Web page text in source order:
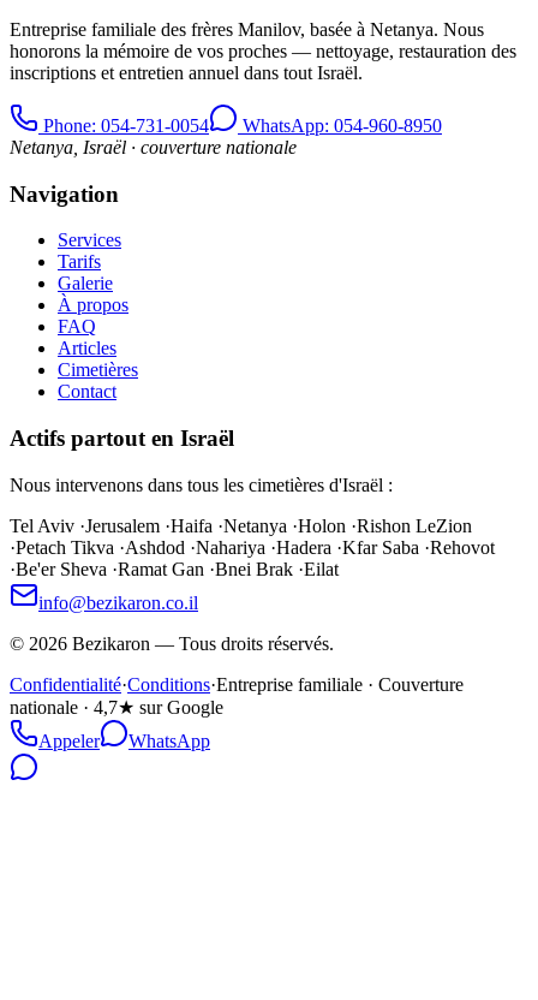
Entreprise familiale des frères Manilov, basée à Netanya. Nous
honorons la mémoire de vos proches — nettoyage, restauration des
inscriptions et entretien annuel dans tout Israël.
Phone: 054-731-0054
WhatsApp: 054-960-8950
Netanya, Israël · couverture nationale
Navigation
Services
Tarifs
Galerie
À propos
FAQ
Articles
Cimetières
Contact
Actifs partout en Israël
Nous intervenons dans tous les cimetières d'Israël :
Tel Aviv ·Jerusalem ·Haifa ·Netanya ·Holon ·Rishon LeZion
·Petach Tikva ·Ashdod ·Nahariya ·Hadera ·Kfar Saba ·Rehovot
·Be'er Sheva ·Ramat Gan ·Bnei Brak ·Eilat
info@bezikaron.co.il
© 2026 Bezikaron — Tous droits réservés.
Confidentialité·Conditions·Entreprise familiale · Couverture
nationale · 4,7★ sur Google
Appeler
WhatsApp